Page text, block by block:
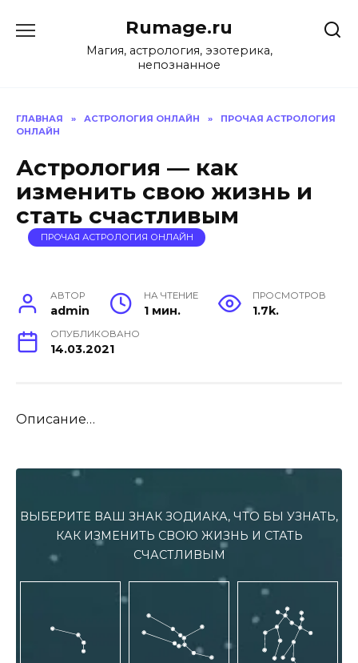
содержанию
Rumage.ru
Магия, астрология, эзотерика,
непознанное
ГЛАВНАЯ » АСТРОЛОГИЯ ОНЛАЙН »
ПРОЧАЯ АСТРОЛОГИЯ
ОНЛАЙН
Астрология — как
изменить свою жизнь и
стать счастливым
ПРОЧАЯ АСТРОЛОГИЯ ОНЛАЙН
АВТОР
admin
НА ЧТЕНИЕ
1 мин.
ПРОСМОТРОВ
1.7k.
ОПУБЛИКОВАНО
14.03.2021
Описание…
ВЫБЕРИТЕ ВАШ ЗНАК ЗОДИАКА, ЧТО БЫ УЗНАТЬ,
КАК ИЗМЕНИТЬ СВОЮ ЖИЗНЬ И СТАТЬ
СЧАСТЛИВЫМ